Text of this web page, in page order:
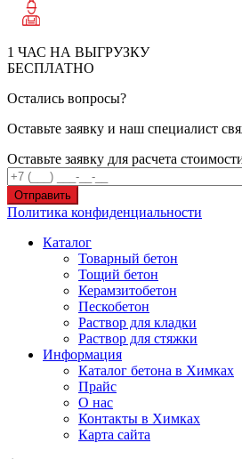
1 ЧАС НА ВЫГРУЗКУ
БЕСПЛАТНО
Остались вопросы?
Оставьте заявку и наш специалист
Оставьте заявку для расчета
Отправить
Политика конфиденциальности
Каталог
Товарный бетон
Тощий бетон
Керамзитобетон
Пескобетон
Раствор для кладки
Раствор для стяжки
Информация
Каталог бетона в Химках
Прайс
О нас
Контакты в Химках
Карта сайта